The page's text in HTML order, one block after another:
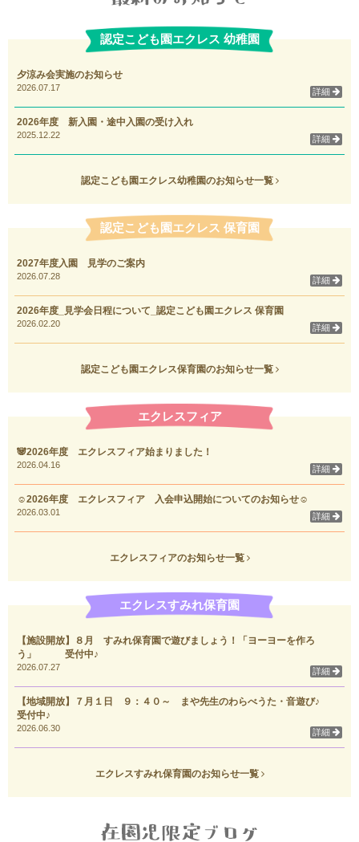
認定こども園エクレス 幼稚園
夕涼み会実施のお知らせ
2026.07.17 詳細
2026年度 新入園・途中入園の受け入れ
2025.12.22 詳細
認定こども園エクレス幼稚園のお知らせ一覧
認定こども園エクレス 保育園
2027年度入園 見学のご案内
2026.07.28 詳細
2026年度_見学会日程について_認定こども園エクレス 保育園
2026.02.20 詳細
認定こども園エクレス保育園のお知らせ一覧
エクレスフィア
🐼2026年度 エクレスフィア始まりました！
2026.04.16 詳細
☺2026年度 エクレスフィア 入会申込開始についてのお知らせ☺
2026.03.01 詳細
エクレスフィアのお知らせ一覧
エクレスすみれ保育園
【施設開放】８月 すみれ保育園で遊びましょう！「ヨーヨーを作ろ
う」 受付中♪
2026.07.27 詳細
【地域開放】７月１日 ９：４０～ まや先生のわらべうた・音遊び♪
受付中♪
2026.06.30 詳細
エクレスすみれ保育園のお知らせ一覧